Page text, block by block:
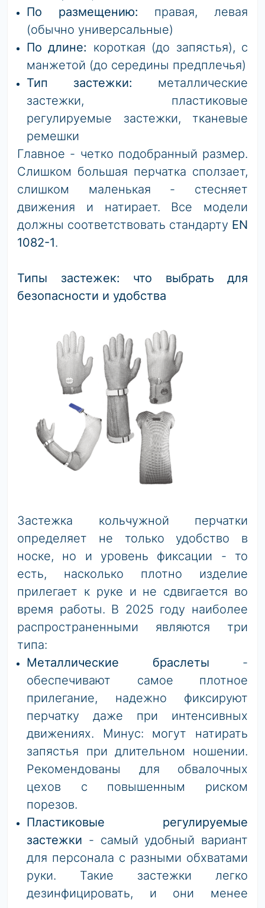
По размещению: правая, левая
(обычно универсальные)
По длине: короткая (до запястья), с
манжетой (до середины предплечья)
Тип застежки: металлические
застежки, пластиковые
регулируемые застежки, тканевые
ремешки
Главное - четко подобранный размер.
Слишком большая перчатка сползает,
слишком маленькая - стесняет
движения и натирает. Все модели
должны соответствовать стандарту EN
1082-1.
Типы застежек: что выбрать для
безопасности и удобства
Застежка кольчужной перчатки
определяет не только удобство в
носке, но и уровень фиксации - то
есть, насколько плотно изделие
прилегает к руке и не сдвигается во
время работы. В 2025 году наиболее
распространенными являются три
типа:
Металлические браслеты -
обеспечивают самое плотное
прилегание, надежно фиксируют
перчатку даже при интенсивных
движениях. Минус: могут натирать
запястья при длительном ношении.
Рекомендованы для обвалочных
цехов с повышенным риском
порезов.
Пластиковые регулируемые
застежки - самый удобный вариант
для персонала с разными обхватами
руки. Такие застежки легко
дезинфицировать, и они менее